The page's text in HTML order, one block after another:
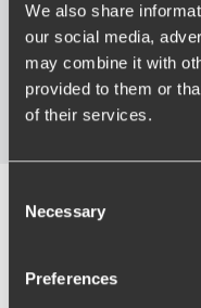
We also share
our social media,
may combine it with
provided to them or
of their services.
Selection
Necessary
Preferences
Speziell
Sichere und
Montage in Ihrer
Verschiedene
starre,